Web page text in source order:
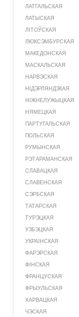
ЛАТГАЛЬСКАЯ
ЛАТЫСКАЯ
ЛІТОЎСКАЯ
ЛЮКСЭМБУРСКАЯ
МАКЕДОНСКАЯ
МАСКАЛЬСКАЯ
НАРВЭСКАЯ
НІДЭРЛЯНДЗКАЯ
НІЖНЕЛУЖЫЦКАЯ
НЯМЕЦКАЯ
ПАРТУГАЛЬСКАЯ
ПОЛЬСКАЯ
РУМЫНСКАЯ
РЭТАРАМАНСКАЯ
СЛАВАЦКАЯ
СЛАВЕНСКАЯ
СЭРБСКАЯ
ТАТАРСКАЯ
ТУРЭЦКАЯ
УЗБЭЦКАЯ
УКРАІНСКАЯ
ФАРЭРСКАЯ
ФІНСКАЯ
ФРАНЦУСКАЯ
ФРЫУЛЬСКАЯ
ХАРВАЦКАЯ
ЧЭСКАЯ